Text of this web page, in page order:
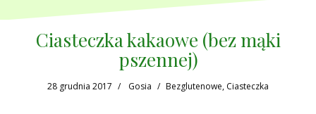
Ciasteczka kakaowe (bez mąki
pszennej)
28 grudnia 2017 Gosia Bezglutenowe, Ciasteczka